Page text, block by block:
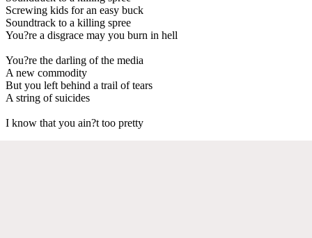
Screwing kids for an easy buck
Soundtrack to a killing spree
You?re a disgrace may you burn in hell
You?re the darling of the media
A new commodity
But you left behind a trail of tears
A string of suicides
I know that you ain?t too pretty